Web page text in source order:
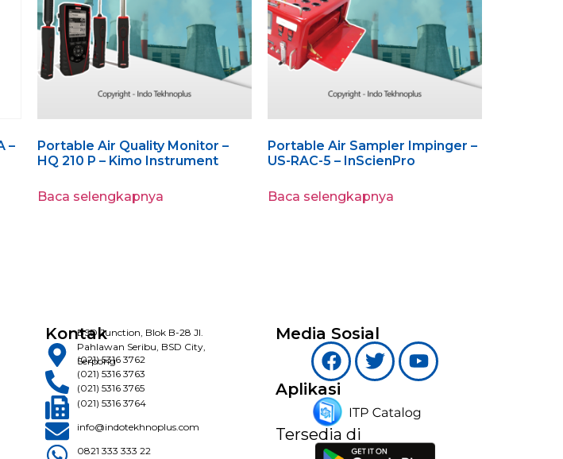
–
Portable Air Quality Monitor –
HQ 210 P – Kimo Instrument
Baca selengkapnya
Portable Air Sampler Impinger –
US-RAC-5 – InScienPro
Baca selengkapnya
KontakBSD Junction, Blok B-28 Jl.
Pahlawan Seribu, BSD City,
Serpong
(021) 5316 3762
(021) 5316 3763
(021) 5316 3765
(021) 5316 3764
info@indotekhnoplus.com
0821 333 333 22
Media Sosial
Aplikasi
Tersedia di